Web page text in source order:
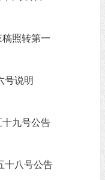
照转第一
号说明
九号公告
十八号公告